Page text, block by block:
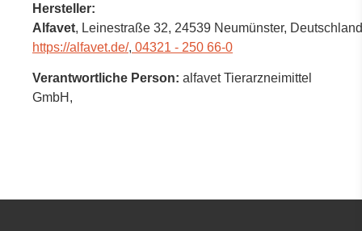
Hersteller:
Alfavet, Leinestraße 32, 24539 Neumünster, Deutschland
https://alfavet.de/, 04321 - 250 66-0
Verantwortliche Person: alfavet Tierarzneimittel
GmbH,